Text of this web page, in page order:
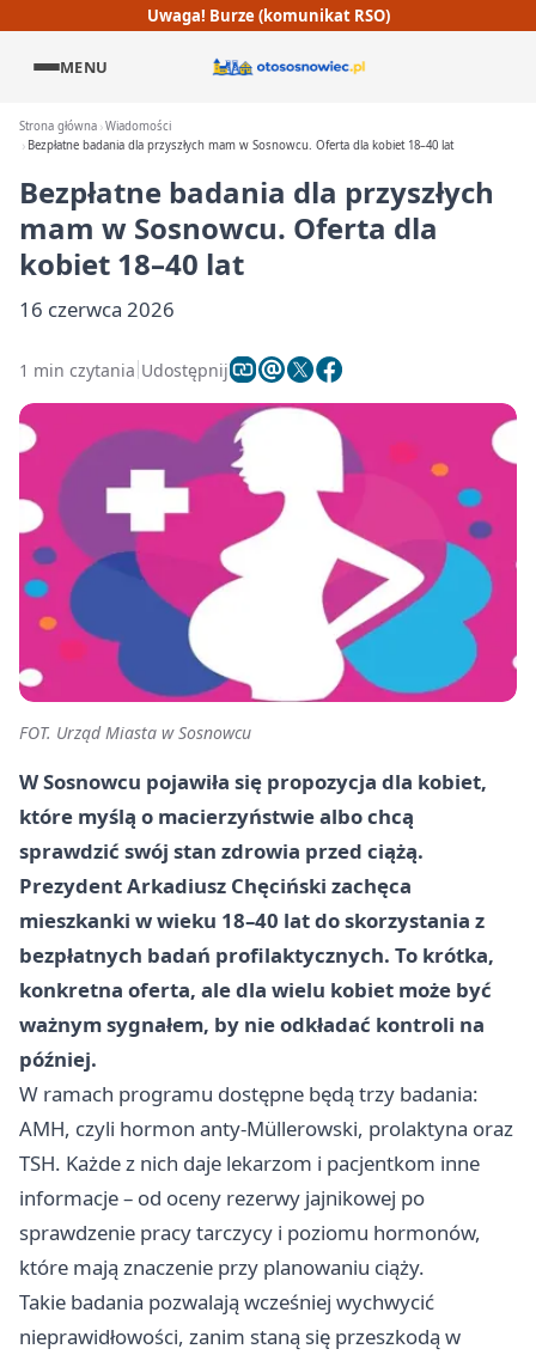
Uwaga! Burze (komunikat RSO)
MENU
Strona główna Wiadomości
Bezpłatne badania dla przyszłych mam w Sosnowcu. Oferta dla kobiet 18–40 lat
Bezpłatne badania dla przyszłych
mam w Sosnowcu. Oferta dla
kobiet 18–40 lat
16 czerwca 2026
1 min czytania Udostępnij
FOT. Urząd Miasta w Sosnowcu
W Sosnowcu pojawiła się propozycja dla kobiet,
które myślą o macierzyństwie albo chcą
sprawdzić swój stan zdrowia przed ciążą.
Prezydent Arkadiusz Chęciński zachęca
mieszkanki w wieku 18–40 lat do skorzystania z
bezpłatnych badań profilaktycznych. To krótka,
konkretna oferta, ale dla wielu kobiet może być
ważnym sygnałem, by nie odkładać kontroli na
później.
W ramach programu dostępne będą trzy badania:
AMH, czyli hormon anty-Müllerowski, prolaktyna oraz
TSH. Każde z nich daje lekarzom i pacjentkom inne
informacje – od oceny rezerwy jajnikowej po
sprawdzenie pracy tarczycy i poziomu hormonów,
które mają znaczenie przy planowaniu ciąży.
Takie badania pozwalają wcześniej wychwycić
nieprawidłowości, zanim staną się przeszkodą w